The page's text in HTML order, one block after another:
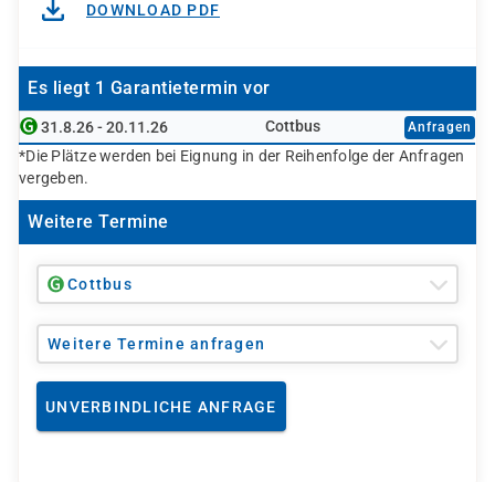
DOWNLOAD PDF
Es liegt 1 Garantietermin vor
31.8.26 - 20.11.26 Cottbus Anfragen
*Die Plätze werden bei Eignung in der Reihenfolge der Anfragen
vergeben.
Weitere Termine
Cottbus
Weitere Termine anfragen
UNVERBINDLICHE ANFRAGE